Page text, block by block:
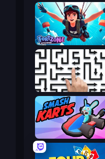
Fortzone Battle Royale
Arrow Escape: Puzzle
Smash Karts